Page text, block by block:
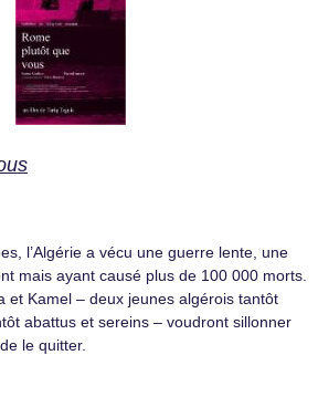
l’Algérie a vécu une guerre lente, une
mais ayant causé plus de 100 000 morts.
et Kamel – deux jeunes algérois tantôt
abattus et sereins – voudront sillonner
le quitter.